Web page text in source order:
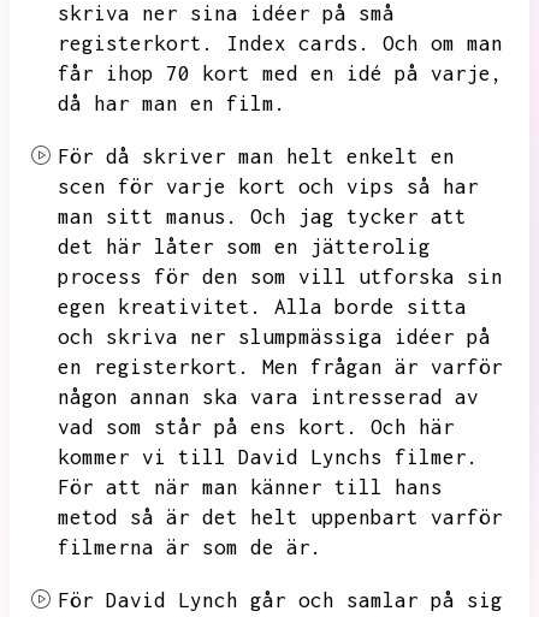
skriva ner sina idéer på små
registerkort.
Index cards.
Och om man
får ihop 70 kort med en idé på varje,
då har man en film.
För då skriver man helt enkelt en
scen för varje kort och vips så har
man sitt manus.
Och jag tycker att
det här låter som en jätterolig
process för den som vill utforska sin
egen kreativitet.
Alla borde sitta
och skriva ner slumpmässiga idéer på
en registerkort.
Men frågan är varför
någon annan ska vara intresserad av
vad som står på ens kort.
Och här
kommer vi till David Lynchs filmer.
För att när man känner till hans
metod så är det helt uppenbart varför
filmerna är som de är.
För David Lynch går och samlar på sig